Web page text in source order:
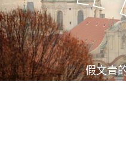
u
n
t
e
n
t
假文青